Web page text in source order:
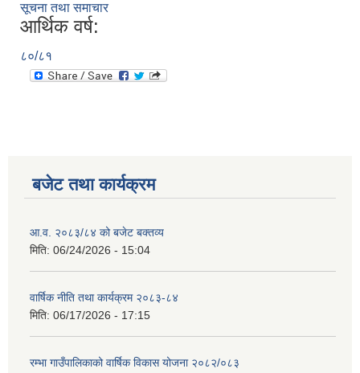
सूचना तथा समाचार
आर्थिक वर्ष:
८०/८१
बजेट तथा कार्यक्रम
आ.व. २०८३/८४ को बजेट बक्तव्य
मिति: 06/24/2026 - 15:04
वार्षिक नीति तथा कार्यक्रम २०८३-८४
मिति: 06/17/2026 - 17:15
रम्भा गाउँपालिकाको वार्षिक विकास योजना २०८२/०८३